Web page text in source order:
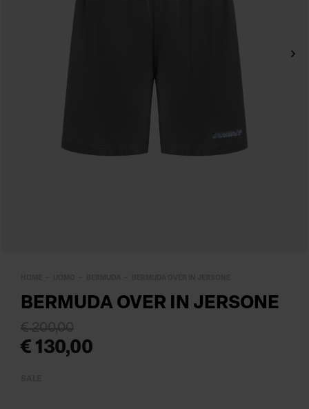
BERMUDA OVER IN JERSONE
€ 130,00
€ 200,00